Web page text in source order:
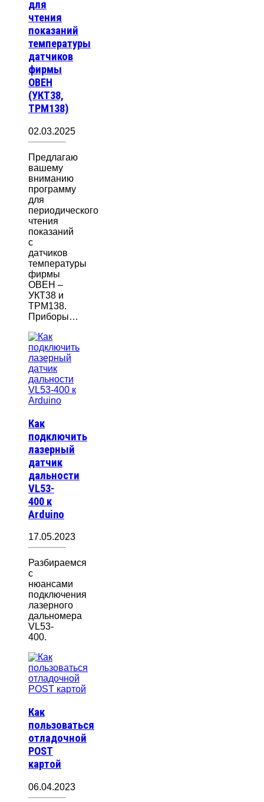
для
чтения
показаний
температуры
датчиков
фирмы
ОВЕН
(УКТ38,
ТРМ138)
02.03.2025
Предлагаю
вашему
вниманию
программу
для
периодического
чтения
показаний
с
датчиков
температуры
фирмы
ОВЕН –
УКТ38 и
ТРМ138.
Приборы…
Как
подключить
лазерный
датчик
дальности
VL53-
400 к
Arduino
17.05.2023
Разбираемся
с
нюансами
подключения
лазерного
дальномера
VL53-
400.
Как
пользоваться
отладочной
POST
картой
06.04.2023